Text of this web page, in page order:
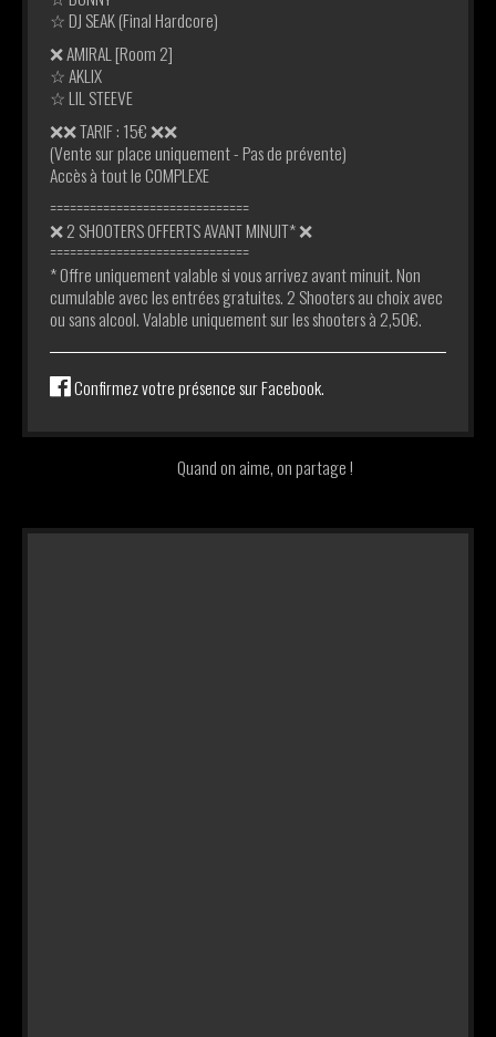
☆ DJ SEAK (Final Hardcore)
❌ AMIRAL [Room 2]
☆ AKLIX
☆ LIL STEEVE
❌❌ TARIF : 15€ ❌❌
(Vente sur place uniquement - Pas de prévente)
Accès à tout le COMPLEXE
==============================
❌ 2 SHOOTERS OFFERTS AVANT MINUIT* ❌
==============================
* Offre uniquement valable si vous arrivez avant minuit. Non
cumulable avec les entrées gratuites. 2 Shooters au choix avec
ou sans alcool. Valable uniquement sur les shooters à 2,50€.
Confirmez votre présence sur Facebook.
Quand on aime, on partage !